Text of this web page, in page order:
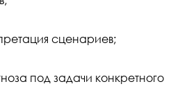
сценариев;
под задачи конкретного